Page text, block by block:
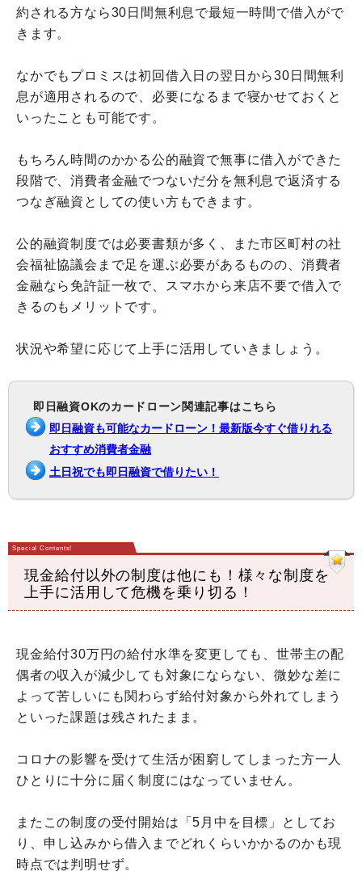
約される方なら30日間無利息で最短一時間で借入がで
きます。
なかでもプロミスは初回借入日の翌日から30日間無利
息が適用されるので、必要になるまで寝かせておくと
いったことも可能です。
もちろん時間のかかる公的融資で無事に借入ができた
段階で、消費者金融でつないだ分を無利息で返済する
つなぎ融資としての使い方もできます。
公的融資制度では必要書類が多く、また市区町村の社
会福祉協議会まで足を運ぶ必要があるものの、消費者
金融なら免許証一枚で、スマホから来店不要で借入で
きるのもメリットです。
状況や希望に応じて上手に活用していきましょう。
即日融資OKのカードローン関連記事はこちら
即日融資も可能なカードローン！最新版今すぐ借りれる
おすすめ消費者金融
土日祝でも即日融資で借りたい！
現金給付以外の制度は他にも！様々な制度を
上手に活用して危機を乗り切る！
現金給付30万円の給付水準を変更しても、世帯主の配
偶者の収入が減少しても対象にならない、微妙な差に
よって苦しいにも関わらず給付対象から外れてしまう
といった課題は残されたまま。
コロナの影響を受けて生活が困窮してしまった方一人
ひとりに十分に届く制度にはなっていません。
またこの制度の受付開始は「5月中を目標」としてお
り、申し込みから借入までどれくらいかかるのかも現
時点では判明せず。